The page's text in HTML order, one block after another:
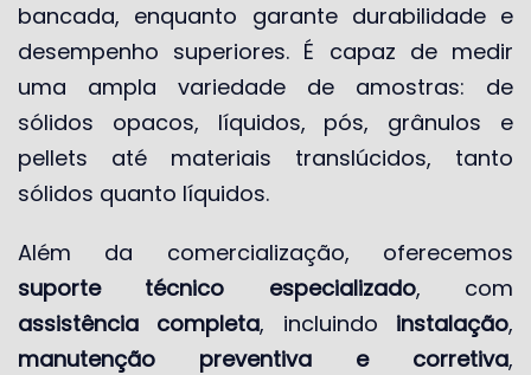
bancada, enquanto garante durabilidade e
desempenho superiores. É capaz de medir
uma ampla variedade de amostras: de
sólidos opacos, líquidos, pós, grânulos e
pellets até materiais translúcidos, tanto
sólidos quanto líquidos.
Além da comercialização, oferecemos
suporte técnico especializado, com
assistência completa, incluindo instalação,
manutenção preventiva e corretiva,